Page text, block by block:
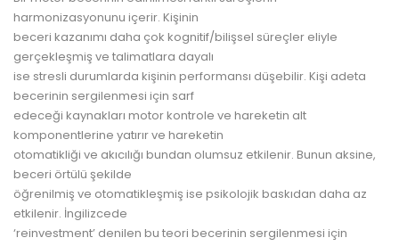
harmonizasyonunu içerir. Kişinin
beceri kazanımı daha çok kognitif/bilişsel süreçler eliyle
gerçekleşmiş ve talimatlara dayalı
ise stresli durumlarda kişinin performansı düşebilir. Kişi adeta
becerinin sergilenmesi için sarf
edeceği kaynakları motor kontrole ve hareketin alt
komponentlerine yatırır ve hareketin
otomatikliği ve akıcılığı bundan olumsuz etkilenir. Bunun aksine,
beceri örtülü şekilde
öğrenilmiş ve otomatikleşmiş ise psikolojik baskıdan daha az
etkilenir. İngilizcede
‘reinvestment’ denilen bu teori becerinin sergilenmesi için